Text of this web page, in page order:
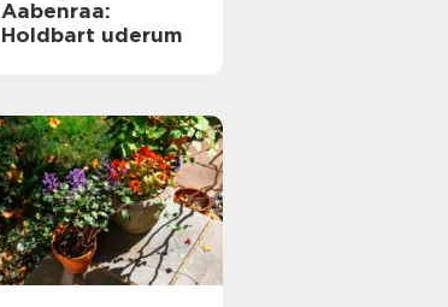
Aabenraa:
Holdbart uderum